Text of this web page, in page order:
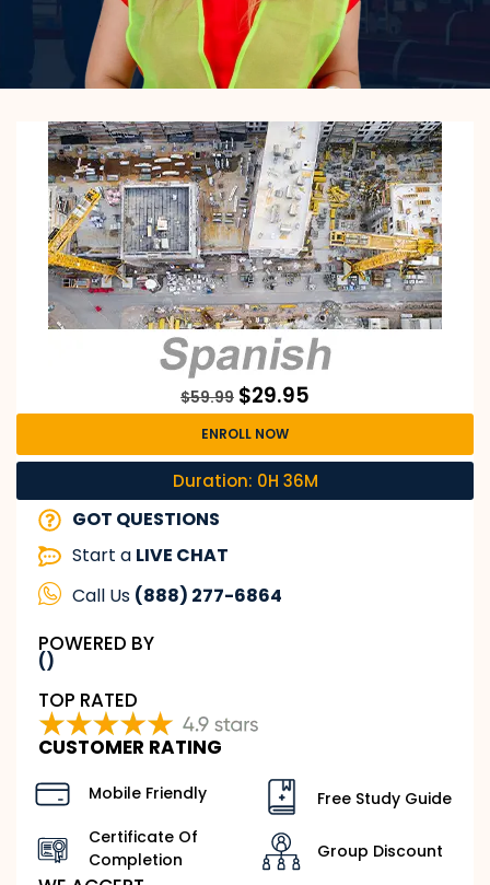
$59.99 $29.95
ENROLL NOW
Duration: 0H 36M
GOT QUESTIONS
Start a LIVE CHAT
Call Us (888) 277-6864
POWERED BY
()
TOP RATED
CUSTOMER RATING
Mobile Friendly
Certificate Of
Completion
Free Study Guide
Group Discount